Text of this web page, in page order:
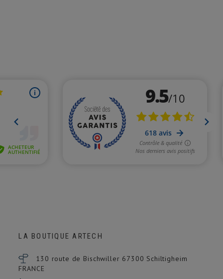
LA BOUTIQUE ARTECH
130 route de Bischwiller 67300 Schiltigheim
FRANCE